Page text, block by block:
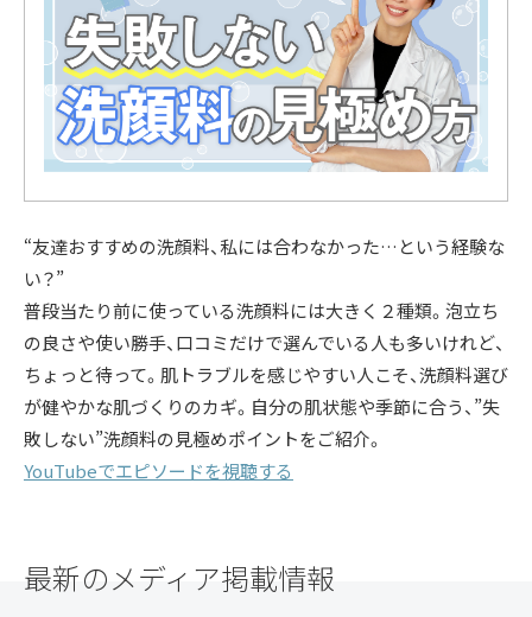
“友達おすすめの洗顔料、私には合わなかった…という経験な
い？”
普段当たり前に使っている洗顔料には大きく２種類。泡立ち
の良さや使い勝手、口コミだけで選んでいる人も多いけれど、
ちょっと待って。肌トラブルを感じやすい人こそ、洗顔料選び
が健やかな肌づくりのカギ。自分の肌状態や季節に合う、”失
敗しない”洗顔料の見極めポイントをご紹介。
YouTubeでエピソードを視聴する
最新のメディア掲載情報